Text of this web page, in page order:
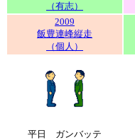
（有志）
2009
飯豊連峰縦走
（個人）
平日 ガンバッテ